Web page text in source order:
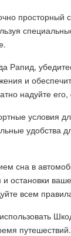
просторный
Рапид,
и
надуйте
условия
удобства
сна в
и остановки
всем
путешествий.